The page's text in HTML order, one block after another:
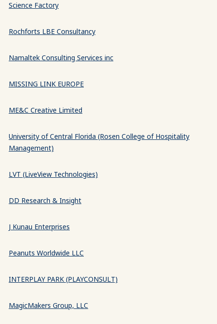
Science Factory
Rochforts LBE Consultancy
Namaltek Consulting Services inc
MISSING LINK EUROPE
ME&C Creative Limited
University of Central Florida (Rosen College of Hospitality
Management)
LVT (LiveView Technologies)
DD Research & Insight
J Kunau Enterprises
Peanuts Worldwide LLC
INTERPLAY PARK (PLAYCONSULT)
MagicMakers Group, LLC